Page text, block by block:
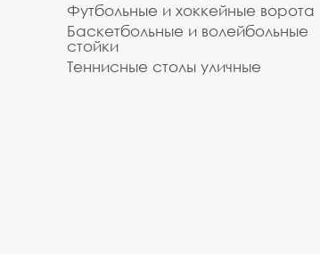
Футбольные и хоккейные ворота
Баскетбольные и волейбольные
стойки
Теннисные столы уличные